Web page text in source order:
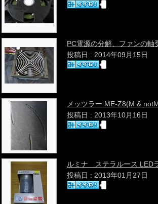
PC電源の分解、ファンの
投稿日 : 2014年09月15日
メッツラー ME-Z8(M &
投稿日 : 2013年10月16日
ルミナ ステラルース LED
投稿日 : 2013年01月27日